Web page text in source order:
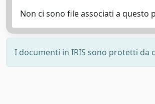
Non ci sono file associati a questo
I documenti in IRIS sono protetti da